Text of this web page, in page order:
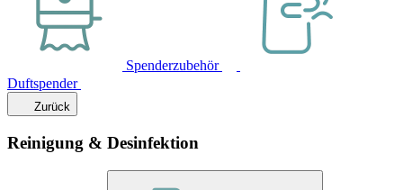
Spenderzubehör
Duftspender
Zurück
Reinigung & Desinfektion